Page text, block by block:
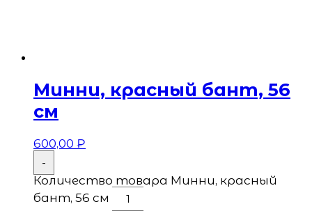
Минни, красный бант, 56
см
600,00 ₽
-
Количество товара Минни, красный
бант, 56 см